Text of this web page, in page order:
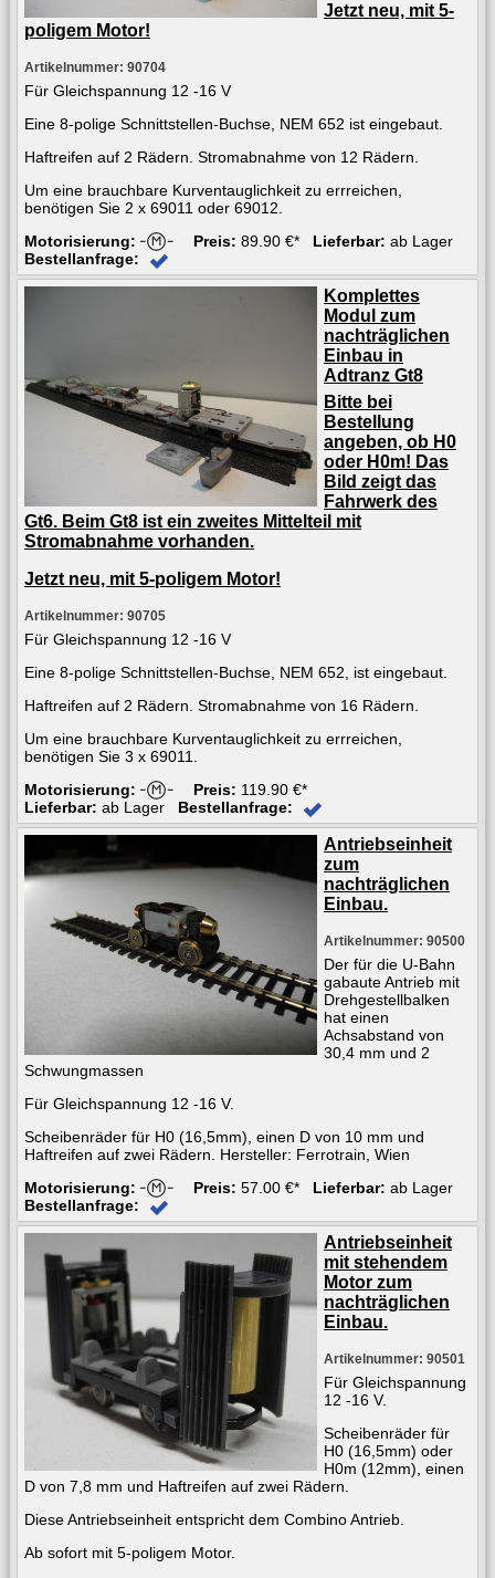
Jetzt neu, mit 5-
poligem Motor!
Artikelnummer: 90704
Für Gleichspannung 12 -16 V
Eine 8-polige Schnittstellen-Buchse, NEM 652 ist eingebaut.
Haftreifen auf 2 Rädern. Stromabnahme von 12 Rädern.
Um eine brauchbare Kurventauglichkeit zu errreichen,
benötigen Sie 2 x 69011 oder 69012.
Motorisierung:
Preis: 89.90 €* Lieferbar: ab Lager
Bestellanfrage:
Komplettes
Modul zum
nachträglichen
Einbau in
Adtranz Gt8
Bitte bei
Bestellung
angeben, ob H0
oder H0m! Das
Bild zeigt das
Fahrwerk des
Gt6. Beim Gt8 ist ein zweites Mittelteil mit
Stromabnahme vorhanden.
Jetzt neu, mit 5-poligem Motor!
Artikelnummer: 90705
Für Gleichspannung 12 -16 V
Eine 8-polige Schnittstellen-Buchse, NEM 652, ist eingebaut.
Haftreifen auf 2 Rädern. Stromabnahme von 16 Rädern.
Um eine brauchbare Kurventauglichkeit zu errreichen,
benötigen Sie 3 x 69011.
Motorisierung:
Preis: 119.90 €*
Lieferbar: ab Lager Bestellanfrage:
Antriebseinheit
zum
nachträglichen
Einbau.
Artikelnummer: 90500
Der für die U-Bahn
gabaute Antrieb mit
Drehgestellbalken
hat einen
Achsabstand von
30,4 mm und 2
Schwungmassen
Für Gleichspannung 12 -16 V.
Scheibenräder für H0 (16,5mm), einen D von 10 mm und
Haftreifen auf zwei Rädern. Hersteller: Ferrotrain, Wien
Motorisierung:
Preis: 57.00 €* Lieferbar: ab Lager
Bestellanfrage:
Antriebseinheit
mit stehendem
Motor zum
nachträglichen
Einbau.
Artikelnummer: 90501
Für Gleichspannung
12 -16 V.
Scheibenräder für
H0 (16,5mm) oder
H0m (12mm), einen
D von 7,8 mm und Haftreifen auf zwei Rädern.
Diese Antriebseinheit entspricht dem Combino Antrieb.
Ab sofort mit 5-poligem Motor.